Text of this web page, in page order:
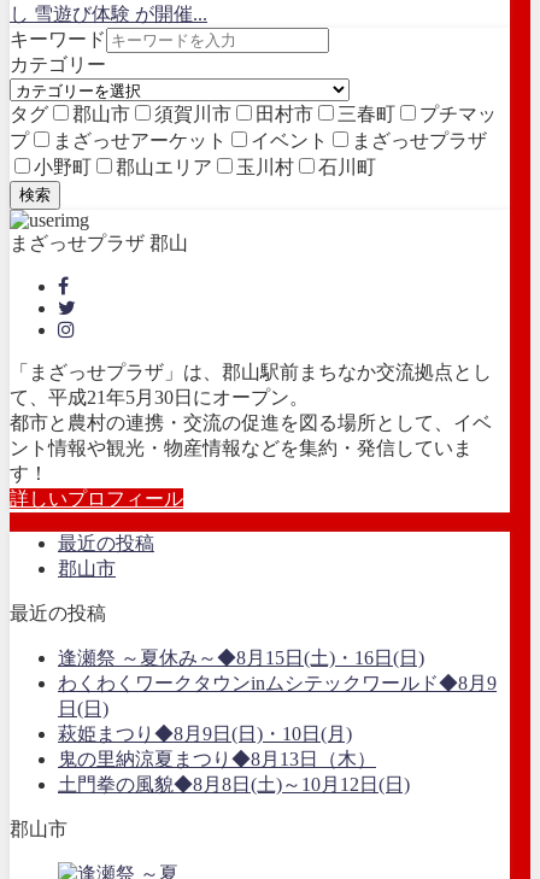
し 雪遊び体験 が開催...
キーワード
カテゴリー
タグ 郡山市 須賀川市 田村市 三春町
プチマッ
プ
まざっせアーケット イベント
まざっせプラザ
小野町
郡山エリア 玉川村 石川町
検索
まざっせプラザ 郡山
「まざっせプラザ」は、郡山駅前まちなか交流拠点とし
て、平成21年5月30日にオープン。
都市と農村の連携・交流の促進を図る場所として、イベ
ント情報や観光・物産情報などを集約・発信していま
す！
詳しいプロフィール
最近の投稿
郡山市
最近の投稿
逢瀬祭 ～夏休み～◆8月15日(土)・16日(日)
わくわくワークタウンinムシテックワールド◆8月9
日(日)
萩姫まつり◆8月9日(日)・10日(月)
鬼の里納涼夏まつり◆8月13日（木）
土門拳の風貌◆8月8日(土)～10月12日(日)
郡山市